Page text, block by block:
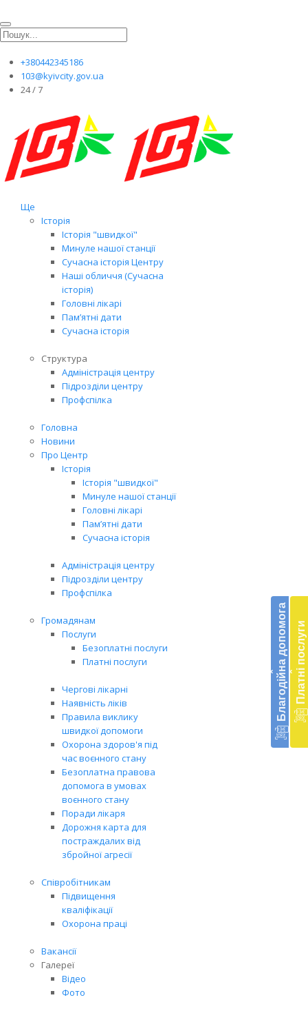
+380442345186
103@kyivcity.gov.ua
24 / 7
Ще
Історія
Історія "швидкої"
Минуле нашої станції
Сучасна історія Центру
Наші обличчя (Сучасна
історія)
Головні лікарі
Пам’ятні дати
Сучасна історія
Структура
Адміністрація центру
Підрозділи центру
Профспілка
Головна
Новини
Про Центр
Історія
Історія "швидкої"
Минуле нашої станції
Головні лікарі
Пам’ятні дати
Сучасна історія
Адміністрація центру
Підрозділи центру
Профспілка
Громадянам
Послуги
Безоплатні послуги
Платні послуги
Чергові лікарні
Наявність ліків
Правила виклику
швидкої допомоги
Охорона здоров'я під
час воєнного стану
Безоплатна правова
допомога в умовах
воєнного стану
Поради лікаря
Дорожня карта для
постраждалих від
збройної агресії
Співробітникам
Підвищення
кваліфікації
Охорона праці
Вакансії
Галереї
Відео
Фото
‹ Благодійна допомога ‹ Платні послуги